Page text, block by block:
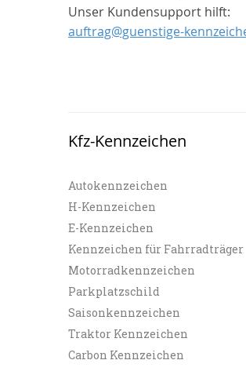
Unser Kundensupport hilft:
auftrag@guenstige-
Kfz-Kennzeichen
Autokennzeichen
H-Kennzeichen
E-Kennzeichen
Kennzeichen für Fahrradträger
Motorradkennzeichen
Parkplatzschild
Saisonkennzeichen
Traktor Kennzeichen
Carbon Kennzeichen